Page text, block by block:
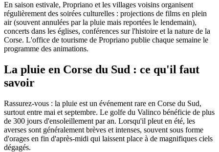
En saison estivale, Propriano et les villages voisins organisent
régulièrement des soirées culturelles : projections de films en plein
air (souvent annulées par la pluie mais reportées le lendemain),
concerts dans les églises, conférences sur l'histoire et la nature de la
Corse. L'office de tourisme de Propriano publie chaque semaine le
programme des animations.
La pluie en Corse du Sud : ce qu'il faut
savoir
Rassurez-vous : la pluie est un événement rare en Corse du Sud,
surtout entre mai et septembre. Le golfe du Valinco bénéficie de plus
de 300 jours d'ensoleillement par an. Lorsqu'il pleut en été, les
averses sont généralement brèves et intenses, souvent sous forme
d'orages en fin d'après-midi qui laissent place à de magnifiques ciels
dégagés.